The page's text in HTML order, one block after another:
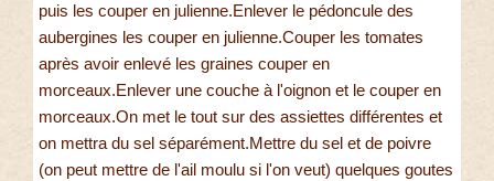
puis les couper en julienne.Enlever le pédoncule des
aubergines les couper en julienne.Couper les tomates
après avoir enlevé les graines couper en
morceaux.Enlever une couche à l'oignon et le couper en
morceaux.On met le tout sur des assiettes différentes et
on mettra du sel séparément.Mettre du sel et de poivre
(on peut mettre de l'ail moulu si l'on veut) quelques goutes